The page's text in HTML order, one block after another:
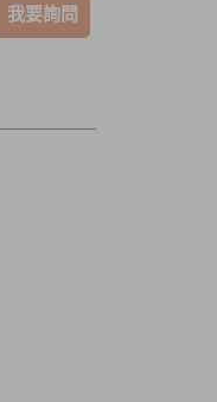
我要詢問